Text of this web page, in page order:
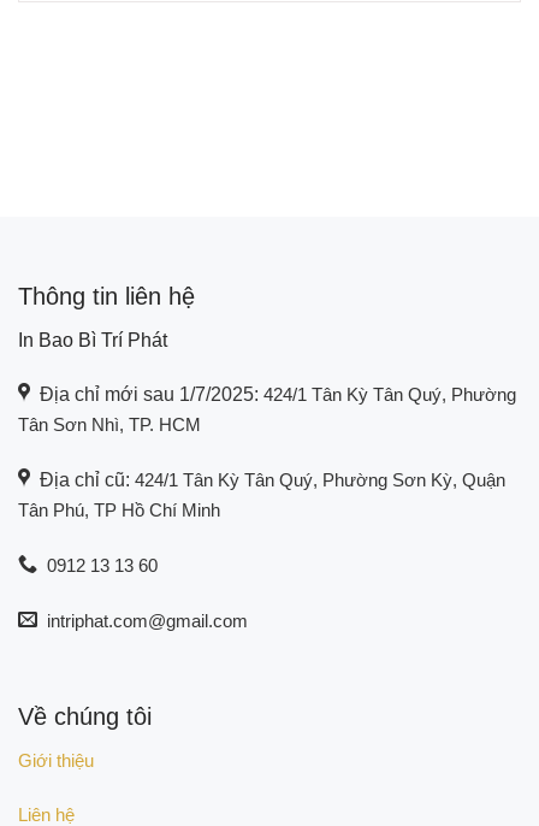
Thông tin liên hệ
In Bao Bì Trí Phát
Địa chỉ mới sau 1/7/2025: 424/1 Tân Kỳ Tân Quý, Phường
Tân Sơn Nhì, TP. HCM
Địa chỉ cũ: 424/1 Tân Kỳ Tân Quý, Phường Sơn Kỳ, Quận
Tân Phú, TP Hồ Chí Minh
0912 13 13 60
intriphat.com@gmail.com
Về chúng tôi
Giới thiệu
Liên hệ